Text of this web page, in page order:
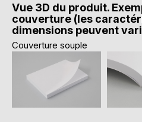
Vue 3D du produit.
couverture (les
dimensions peuvent
Couverture souple